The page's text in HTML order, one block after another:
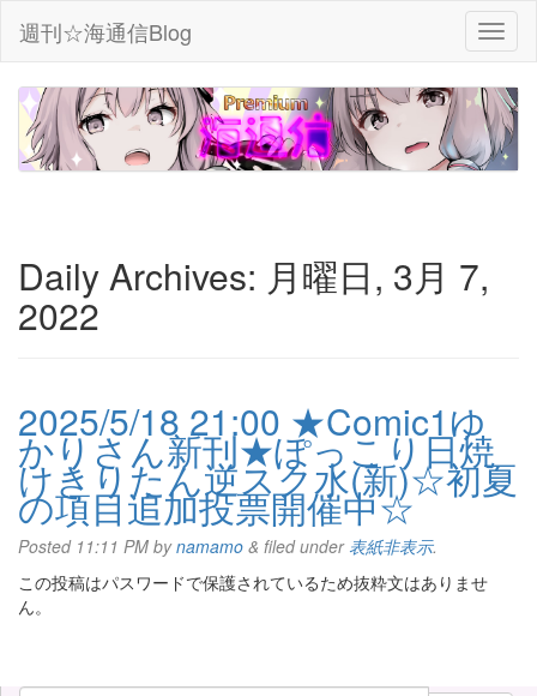
週刊☆海通信Blog
Daily Archives: 月曜日, 3月 7,
2022
2025/5/18 21:00 ★Comic1ゆ
かりさん新刊★ぽっこり日焼
けきりたん逆スク水(新)☆初夏
の項目追加投票開催中☆
Posted 11:11 PM bynamamo & filed under 表紙非表示.
この投稿はパスワードで保護されているため抜粋文はありませ
ん。